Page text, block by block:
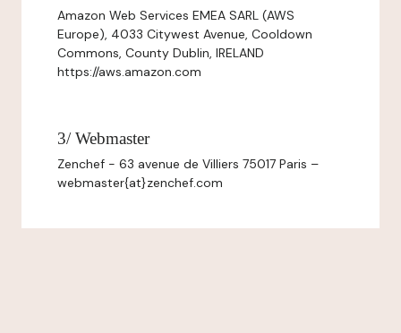
Amazon Web Services EMEA SARL (AWS
Europe), 4033 Citywest Avenue, Cooldown
Commons, County Dublin, IRELAND
https://aws.amazon.com
3/ Webmaster
Zenchef - 63 avenue de Villiers 75017 Paris –
webmaster{at}zenchef.com